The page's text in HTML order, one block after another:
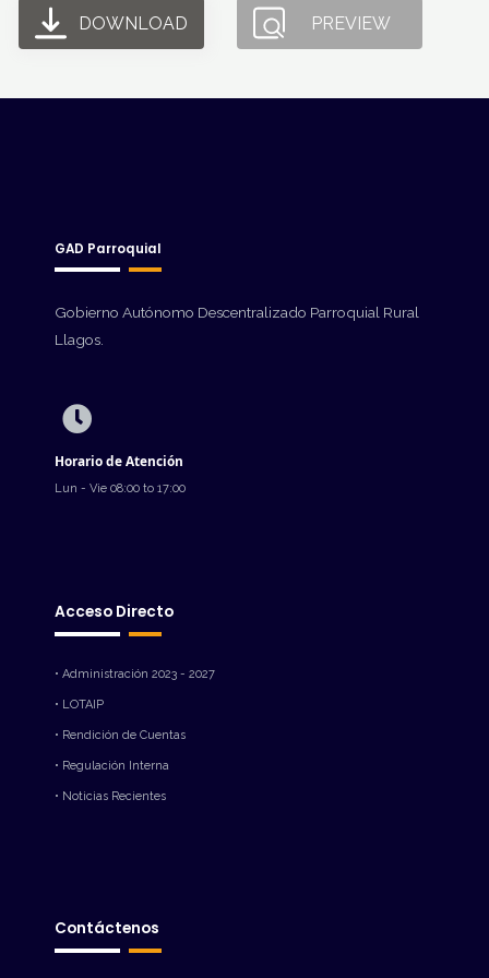
DOWNLOAD PREVIEW
GAD Parroquial
Gobierno Autónomo Descentralizado Parroquial Rural
Llagos.
Horario de Atención
Lun - Vie 08:00 to 17:00
Acceso Directo
• Administración 2023 - 2027
• LOTAIP
• Rendición de Cuentas
• Regulación Interna
• Noticias Recientes
Contáctenos